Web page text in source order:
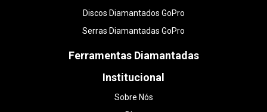
Discos Diamantados GoPro
Serras Diamantadas GoPro
Ferramentas Diamantadas
Institucional
Sobre Nós